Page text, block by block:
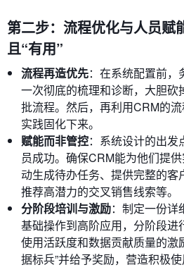
第二步：流程优化与人员
且“有用”
流程再造优先：在系统配置前
一次彻底的梳理和诊断，大胆砍
批流程。然后，再利用CRM的
实践固化下来。
赋能而非管控：系统设计的出
员成功。确保CRM能为他们提
动生成待办任务、提供完整的客
推荐高潜力的交叉销售线索等。
分阶段培训与激励：制定一份详
基础操作到高阶应用，分阶段
使用活跃度和数据贡献质量的激
据标兵”并给予奖励，营造积极使